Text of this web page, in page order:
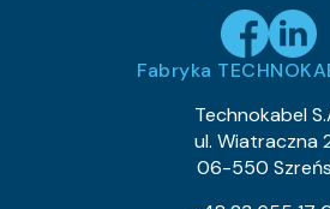
Fabryka
Technokabel
ul. Wiatraczna
06-550